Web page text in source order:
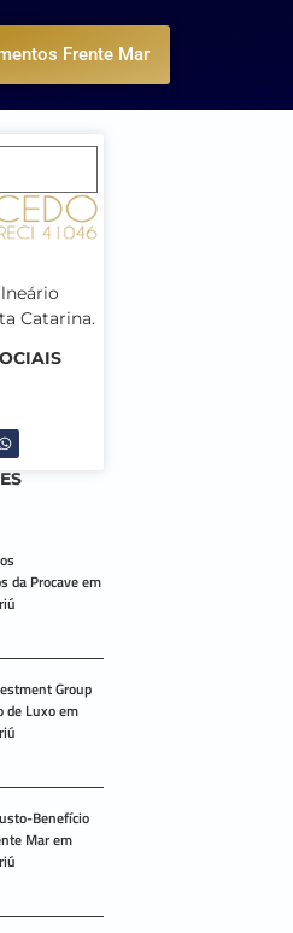
Frente Mar
Catarina.
da Procave em
Group
de Luxo em
Benefício
Mar em